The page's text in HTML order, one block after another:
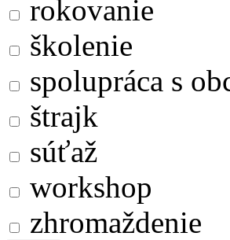
rokovanie
školenie
spolupráca s
štrajk
súťaž
workshop
zhromaždenie